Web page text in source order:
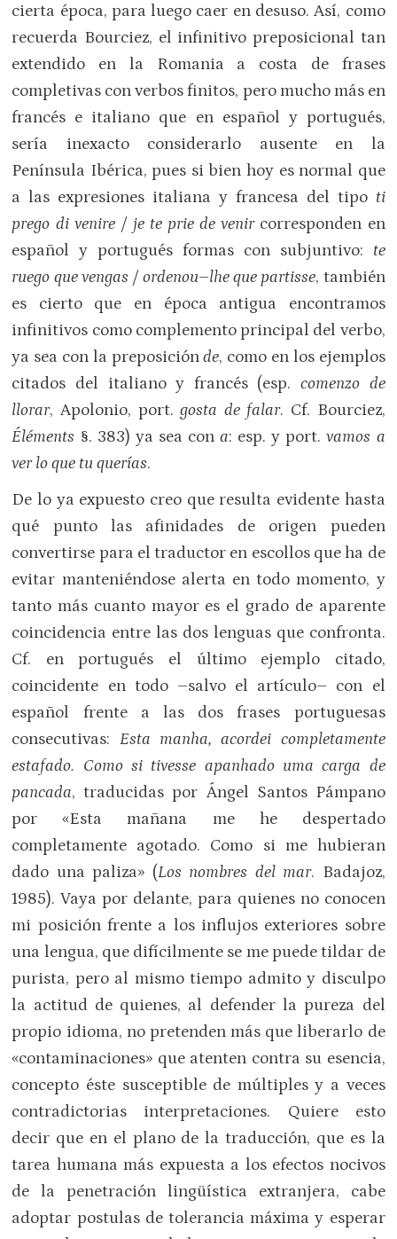
cierta época, para luego caer en desuso. Así, como
recuerda Bourciez, el infinitivo preposicional tan
extendido en la Romania a costa de frases
completivas con verbos finitos, pero mucho más en
francés e italiano que en español y portugués,
sería inexacto considerarlo ausente en la
Península Ibérica, pues si bien hoy es normal que
a las expresiones italiana y francesa del tipo ti
prego di venire/ je te prie de venircorresponden en
español y portugués formas con subjuntivo: te
ruego que vengas /ordenou–lhe que partisse, también
es cierto que en época antigua encontramos
infinitivos como complemento principal del verbo,
ya sea con la preposiciónde, como en los ejemplos
citados del italiano y francés (esp. comenzo de
llorar, Apolonio, port.gosta de falar. Cf. Bourciez,
Éléments §. 383) ya sea cona: esp. y port.vamos a
ver lo que tu querías.
De lo ya expuesto creo que resulta evidente hasta
qué punto las afinidades de origen pueden
convertirse para el traductor en escollos que ha de
evitar manteniéndose alerta en todo momento, y
tanto más cuanto mayor es el grado de aparente
coincidencia entre las dos lenguas que confronta.
Cf. en portugués el último ejemplo citado,
coincidente en todo –salvo el artículo– con el
español frente a las dos frases portuguesas
consecutivas: Esta manha, acordei completamente
estafado. Como si tivesse apanhado uma carga de
pancada, traducidas por Ángel Santos Pámpano
por «Esta mañana me he despertado
completamente agotado. Como si me hubieran
dado una paliza» (Los nombres del mar. Badajoz,
1985). Vaya por delante, para quienes no conocen
mi posición frente a los influjos exteriores sobre
una lengua, que difícilmente se me puede tildar de
purista, pero al mismo tiempo admito y disculpo
la actitud de quienes, al defender la pureza del
propio idioma, no pretenden más que liberarlo de
«contaminaciones» que atenten contra su esencia,
concepto éste susceptible de múltiples y a veces
contradictorias interpretaciones. Quiere esto
decir que en el plano de la traducción, que es la
tarea humana más expuesta a los efectos nocivos
de la penetración lingüística extranjera, cabe
adoptar postulas de tolerancia máxima y esperar